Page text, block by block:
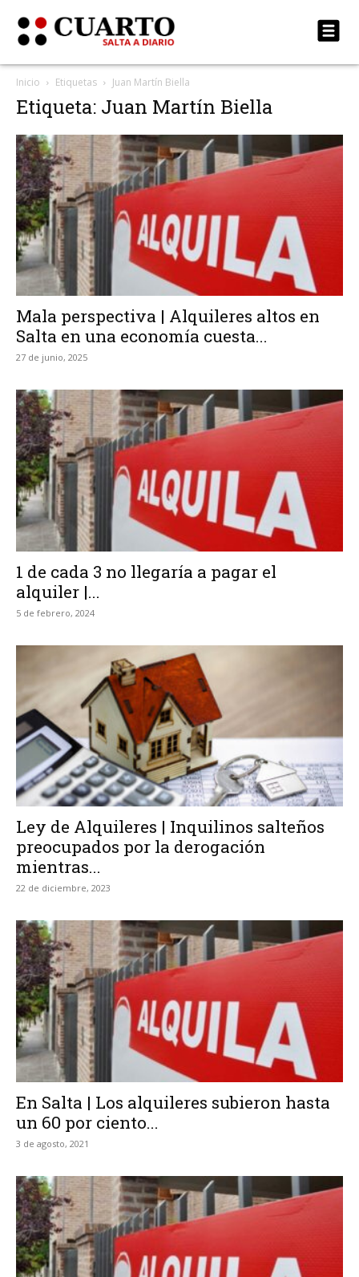
Inicio Etiquetas Juan Martín Biella
Etiqueta: Juan Martín Biella
Mala perspectiva | Alquileres altos en
Salta en una economía cuesta...
27 de junio, 2025
1 de cada 3 no llegaría a pagar el
alquiler |...
5 de febrero, 2024
Ley de Alquileres | Inquilinos salteños
preocupados por la derogación
mientras...
22 de diciembre, 2023
En Salta | Los alquileres subieron hasta
un 60 por ciento...
3 de agosto, 2021